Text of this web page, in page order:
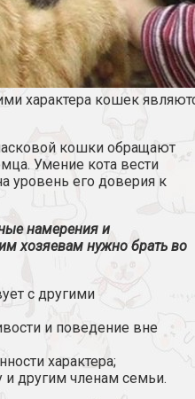
характера кошек
кошки обращают
Умение кота вести
уровень его доверия к
намерения и
хозяевам нужно брать во
с другими
и поведение вне
характера;
другим членам семьи.